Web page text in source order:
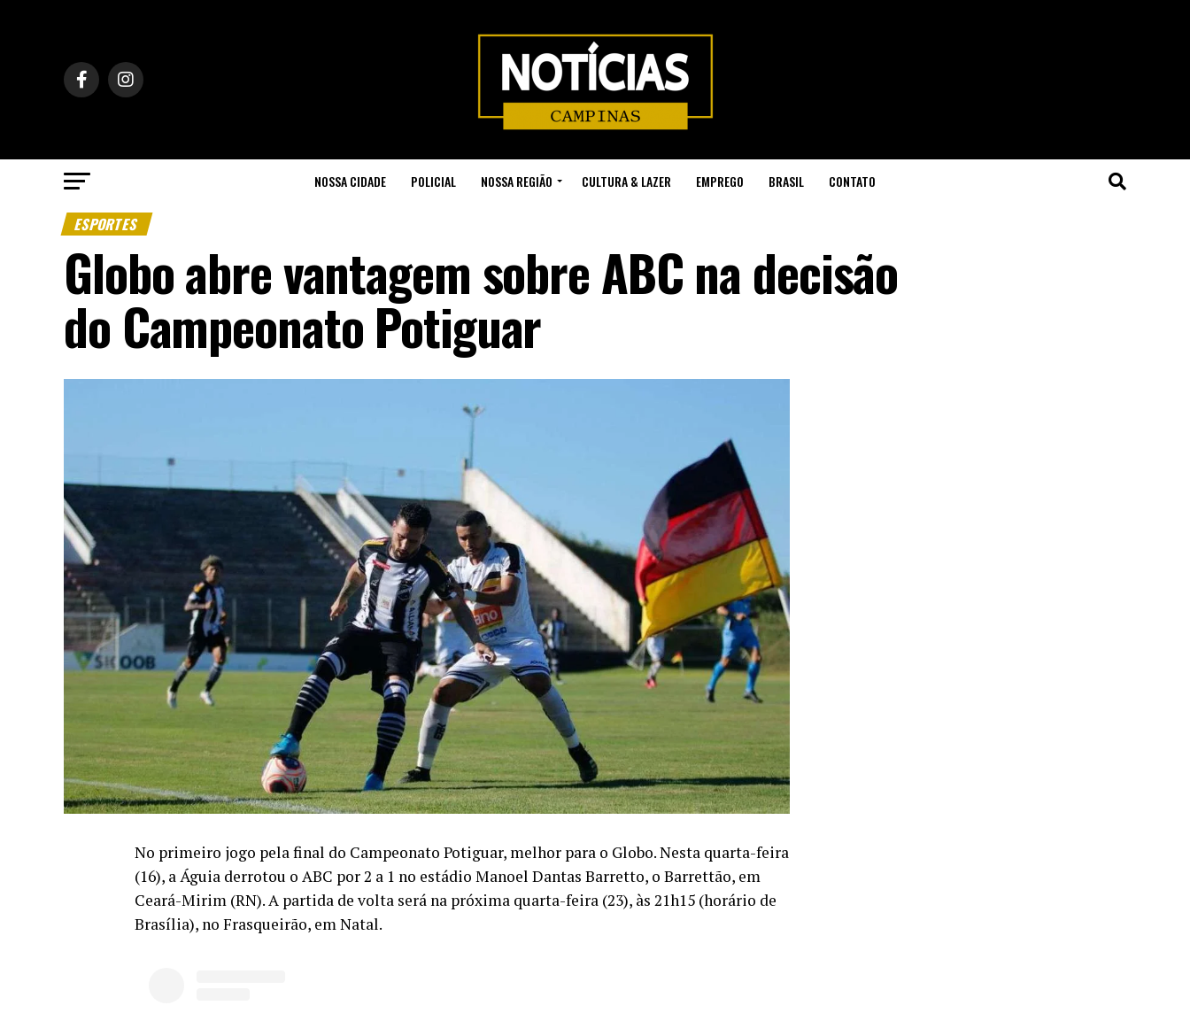
NOSSA CIDADE POLICIAL NOSSA REGIÃO CULTURA & LAZER EMPREGO BRASIL CONTATO
ESPORTES
Globo abre vantagem sobre ABC na decisão
do Campeonato Potiguar
No primeiro jogo pela final do Campeonato Potiguar, melhor para o Globo. Nesta quarta-feira
(16), a Águia derrotou o ABC por 2 a 1 no estádio Manoel Dantas Barretto, o Barrettão, em
Ceará-Mirim (RN). A partida de volta será na próxima quarta-feira (23), às 21h15 (horário de
Brasília), no Frasqueirão, em Natal.